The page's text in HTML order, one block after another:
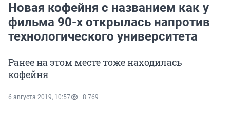
Новая кофейня с названием как у
фильма 90-х открылась напротив
технологического университета
Ранее на этом месте тоже находилась
кофейня
6 августа 2019, 10:57 8 769